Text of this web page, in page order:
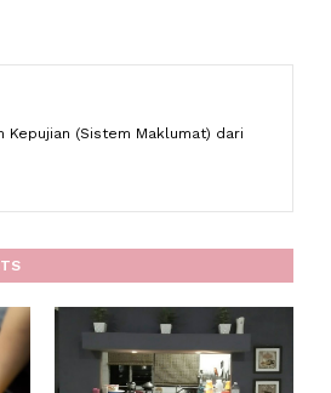
Kepujian (Sistem Maklumat) dari